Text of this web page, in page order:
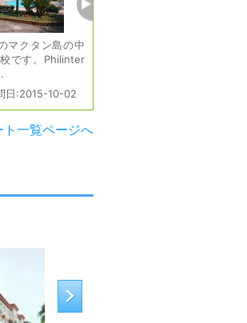
マクタン島の中
です。Philinter
日:2015-10-02
一覧ページへ